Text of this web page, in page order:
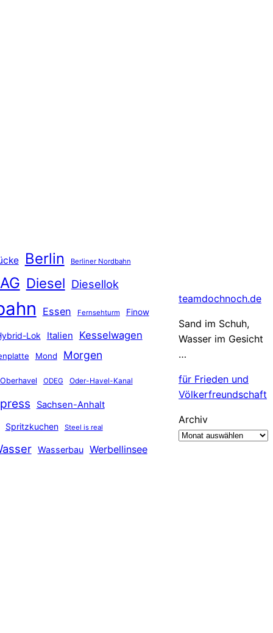
Berlin Berliner Nordbahn
Diesel Diesellok
Essen Fernsehturm Finow
Lok Italien Kesselwagen
Mond Morgen
Oberhavel ODEG Oder-Havel-Kanal
Sachsen-Anhalt
Spritzkuchen Steel is real
Wasserbau Werbellinsee
teamdochnoch.de
Sand im Schuh,
Wasser im Gesicht
…
für Frieden und
Völkerfreundschaft
Archiv